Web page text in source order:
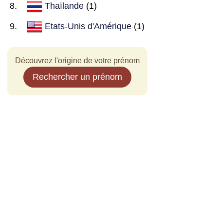
Thaïlande (1)
Etats-Unis d'Amérique (1)
Découvrez l'origine de votre prénom
Rechercher un prénom